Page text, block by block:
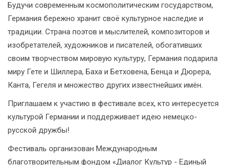
Будучи современным космополитическим государством,
Германия бережно хранит своё культурное наследие и
традиции. Страна поэтов и мыслителей, композиторов и
изобретателей, художников и писателей, обогативших
своим творчеством мировую культуру, Германия подарила
миру Гете и Шиллера, Баха и Бетховена, Бенца и Дюрера,
Канта, Гегеля и множество других известнейших имён.
Приглашаем к участию в фестивале всех, кто интересуется
культурой Германии и поддерживает идею немецко-
русской дружбы!
Фестиваль организован Международным
благотворительным фондом «Диалог Культур - Единый